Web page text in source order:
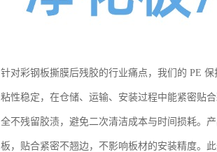
针对彩钢板撕膜后残胶的行业痛点，我们的 PE
粘性稳定，在仓储、运输、安装过程中能紧密贴
全不残留胶渍，避免二次清洁成本与时间损耗。
板，贴合紧密不翘边，不影响板材的安装精度。